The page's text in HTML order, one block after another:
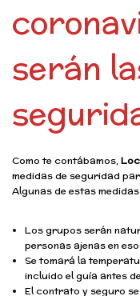
serán
Como te contábamos,
medidas de seguridad
Algunas de estas
Los grupos serán
personas ajenas en
Se tomará la
incluido el guía antes
El contrato y seguro